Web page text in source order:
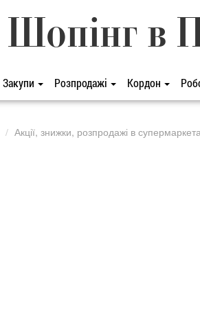
Шопінг в
Закупи Розпродажі Кордон
Акції, знижки, розпродажі в